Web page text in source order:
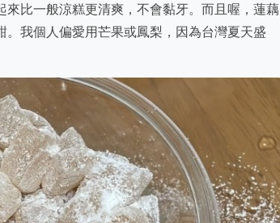
來比一般涼糕更清爽，不會黏牙。而且喔，蓮藕
我個人偏愛用芒果或鳳梨，因為台灣夏天盛